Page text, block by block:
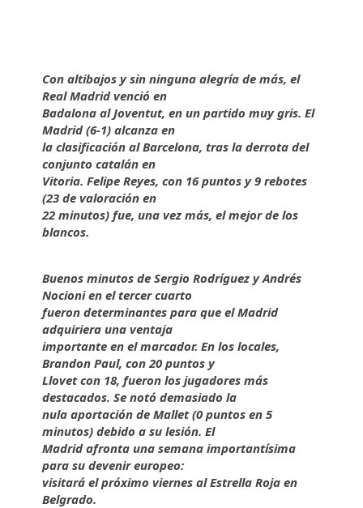
Con altibajos y sin ninguna alegría de más, el
Real Madrid venció en
Badalona al Joventut, en un partido muy gris. El
Madrid (6-1) alcanza en
la clasificación al Barcelona, tras la derrota del
conjunto catalán en
Vitoria. Felipe Reyes, con 16 puntos y 9 rebotes
(23 de valoración en
22 minutos) fue, una vez más, el mejor de los
blancos.
Buenos minutos de Sergio Rodríguez y Andrés
Nocioni en el tercer cuarto
fueron determinantes para que el Madrid
adquiriera una ventaja
importante en el marcador. En los locales,
Brandon Paul, con 20 puntos y
Llovet con 18, fueron los jugadores más
destacados. Se notó demasiado la
nula aportación de Mallet (0 puntos en 5
minutos) debido a su lesión. El
Madrid afronta una semana importantísima
para su devenir europeo:
visitará el próximo viernes al Estrella Roja en
Belgrado.